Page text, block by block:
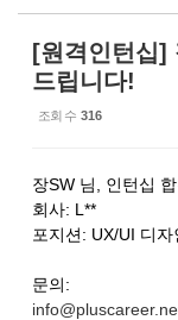
[원격인턴십]
드립니다!
조회 수 316
장SW 님, 인턴십
회사: L**
포지션: UX/UI 디자
문의: